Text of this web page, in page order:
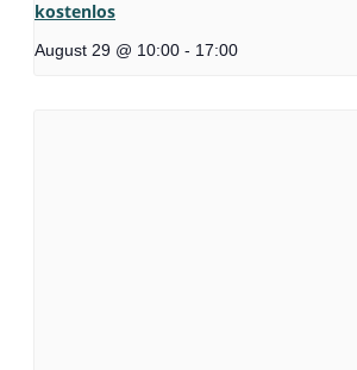
kostenlos
August 29 @ 10:00 - 17:00